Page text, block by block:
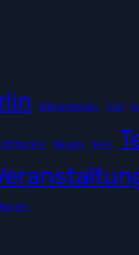
Bühnentechnik CDU
Museen News